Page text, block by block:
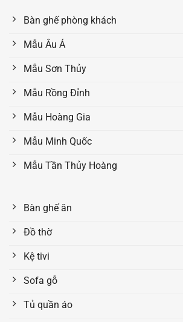
Bàn ghế phòng khách
Mẫu Âu Á
Mẫu Sơn Thủy
Mẫu Rồng Đỉnh
Mẫu Hoàng Gia
Mẫu Minh Quốc
Mẫu Tần Thủy Hoàng
Bàn ghế ăn
Đồ thờ
Kệ tivi
Sofa gỗ
Tủ quần áo